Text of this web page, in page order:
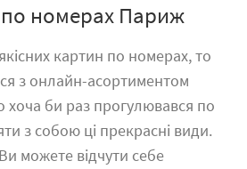
по номерах Париж
картин по номерах, то
з онлайн-асортиментом
хоча би раз прогулювався по
з собою ці прекрасні види.
можете відчути себе